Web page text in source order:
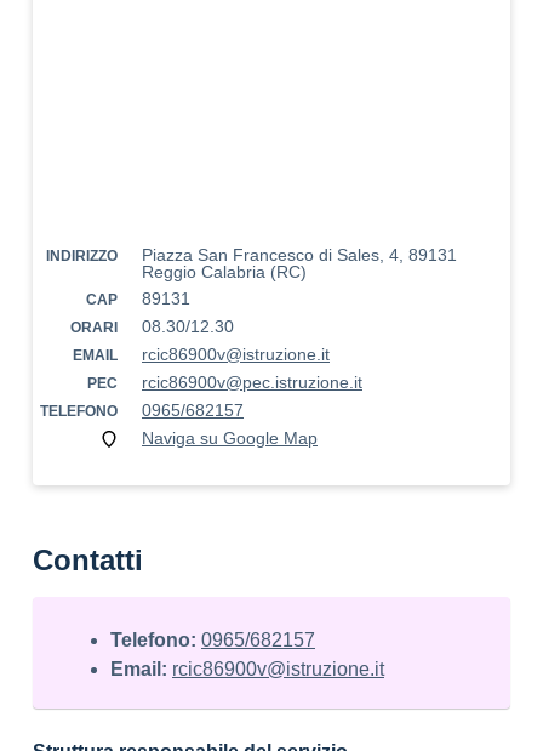
INDIRIZZO
Piazza San Francesco di Sales, 4, 89131
Reggio Calabria (RC)
CAP 89131
ORARI 08.30/12.30
EMAIL rcic86900v@istruzione.it
PEC rcic86900v@pec.istruzione.it
TELEFONO
0965/682157
Naviga su Google Map
Contatti
Telefono: 0965/682157
Email: rcic86900v@istruzione.it